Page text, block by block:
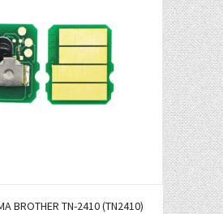
Į KREPŠELĮ
BROTHER TN-2410 (TN2410)